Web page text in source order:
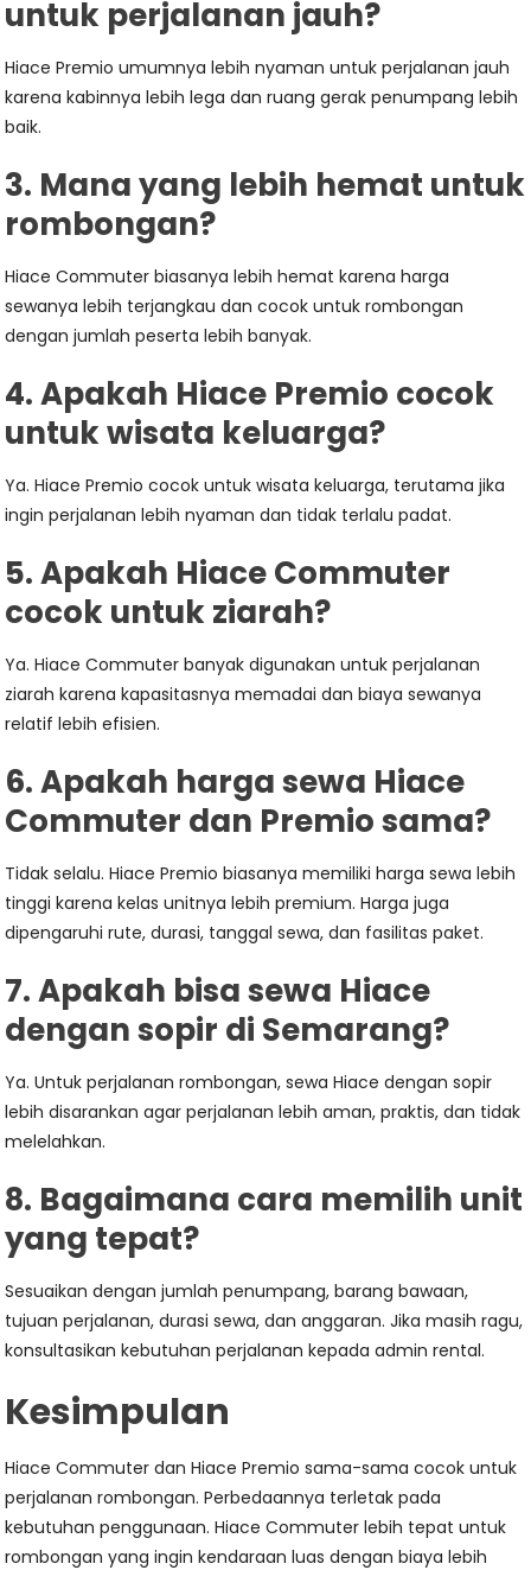
untuk perjalanan jauh?
Hiace Premio umumnya lebih nyaman untuk perjalanan jauh
karena kabinnya lebih lega dan ruang gerak penumpang lebih
baik.
3. Mana yang lebih hemat untuk
rombongan?
Hiace Commuter biasanya lebih hemat karena harga
sewanya lebih terjangkau dan cocok untuk rombongan
dengan jumlah peserta lebih banyak.
4. Apakah Hiace Premio cocok
untuk wisata keluarga?
Ya. Hiace Premio cocok untuk wisata keluarga, terutama jika
ingin perjalanan lebih nyaman dan tidak terlalu padat.
5. Apakah Hiace Commuter
cocok untuk ziarah?
Ya. Hiace Commuter banyak digunakan untuk perjalanan
ziarah karena kapasitasnya memadai dan biaya sewanya
relatif lebih efisien.
6. Apakah harga sewa Hiace
Commuter dan Premio sama?
Tidak selalu. Hiace Premio biasanya memiliki harga sewa lebih
tinggi karena kelas unitnya lebih premium. Harga juga
dipengaruhi rute, durasi, tanggal sewa, dan fasilitas paket.
7. Apakah bisa sewa Hiace
dengan sopir di Semarang?
Ya. Untuk perjalanan rombongan, sewa Hiace dengan sopir
lebih disarankan agar perjalanan lebih aman, praktis, dan tidak
melelahkan.
8. Bagaimana cara memilih unit
yang tepat?
Sesuaikan dengan jumlah penumpang, barang bawaan,
tujuan perjalanan, durasi sewa, dan anggaran. Jika masih ragu,
konsultasikan kebutuhan perjalanan kepada admin rental.
Kesimpulan
Hiace Commuter dan Hiace Premio sama-sama cocok untuk
perjalanan rombongan. Perbedaannya terletak pada
kebutuhan penggunaan. Hiace Commuter lebih tepat untuk
rombongan yang ingin kendaraan luas dengan biaya lebih